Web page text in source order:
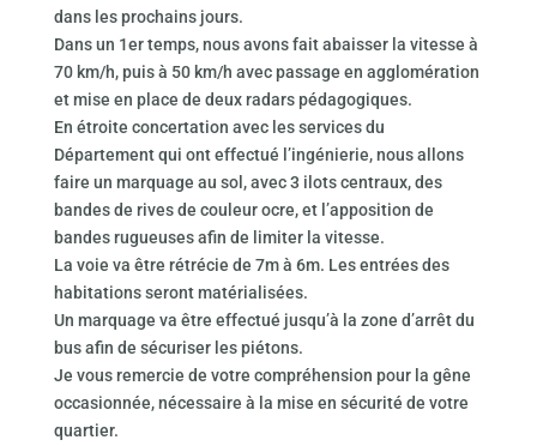
dans les prochains jours.
Dans un 1er temps, nous avons fait abaisser la vitesse à
70 km/h, puis à 50 km/h avec passage en agglomération
et mise en place de deux radars pédagogiques.
En étroite concertation avec les services du
Département qui ont effectué l’ingénierie, nous allons
faire un marquage au sol, avec 3 ilots centraux, des
bandes de rives de couleur ocre, et l’apposition de
bandes rugueuses afin de limiter la vitesse.
La voie va être rétrécie de 7m à 6m. Les entrées des
habitations seront matérialisées.
Un marquage va être effectué jusqu’à la zone d’arrêt du
bus afin de sécuriser les piétons.
Je vous remercie de votre compréhension pour la gêne
occasionnée, nécessaire à la mise en sécurité de votre
quartier.